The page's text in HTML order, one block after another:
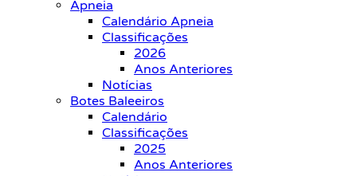
Apneia
Calendário Apneia
Classificações
2026
Anos Anteriores
Notícias
Botes Baleeiros
Calendário
Classificações
2025
Anos Anteriores